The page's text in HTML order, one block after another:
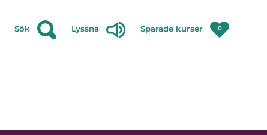
Sök Lyssna Sparade kurser 0